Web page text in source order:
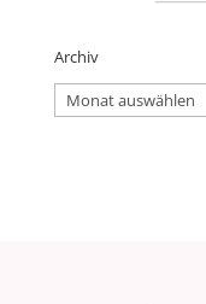
Archiv
Archiv